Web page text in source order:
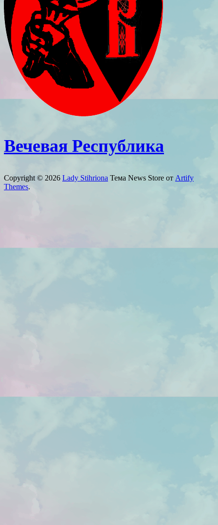
Вечевая Республика
Copyright © 2026 Lady Stihriona Тема News Store от Artify
Themes.